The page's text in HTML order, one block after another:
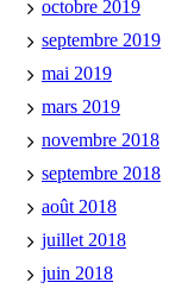
octobre 2019
septembre 2019
mai 2019
mars 2019
novembre 2018
septembre 2018
août 2018
juillet 2018
juin 2018